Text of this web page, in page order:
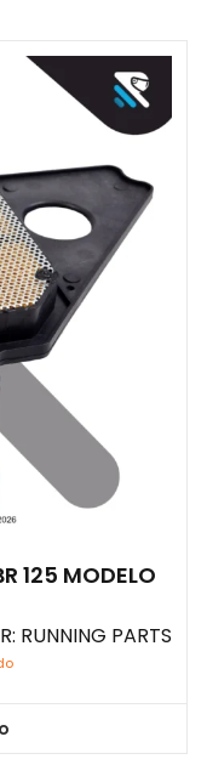
125 MODELO
RUNNING PARTS